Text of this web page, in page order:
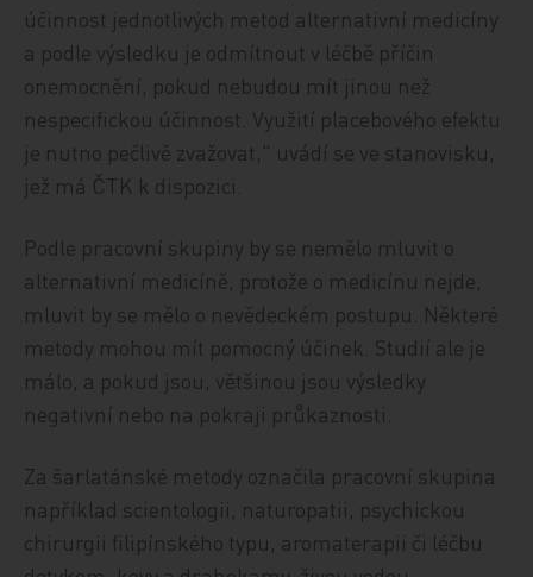
účinnost jednotlivých metod alternativní medicíny
a podle výsledku je odmítnout v léčbě příčin
onemocnění, pokud nebudou mít jinou než
nespecifickou účinnost. Využití placebového efektu
je nutno pečlivě zvažovat," uvádí se ve stanovisku,
jež má ČTK k dispozici.
Podle pracovní skupiny by se nemělo mluvit o
alternativní medicíně, protože o medicínu nejde,
mluvit by se mělo o nevědeckém postupu. Některé
metody mohou mít pomocný účinek. Studií ale je
málo, a pokud jsou, většinou jsou výsledky
negativní nebo na pokraji průkaznosti.
Za šarlatánské metody označila pracovní skupina
například scientologii, naturopatii, psychickou
chirurgii filipínského typu, aromaterapii či léčbu